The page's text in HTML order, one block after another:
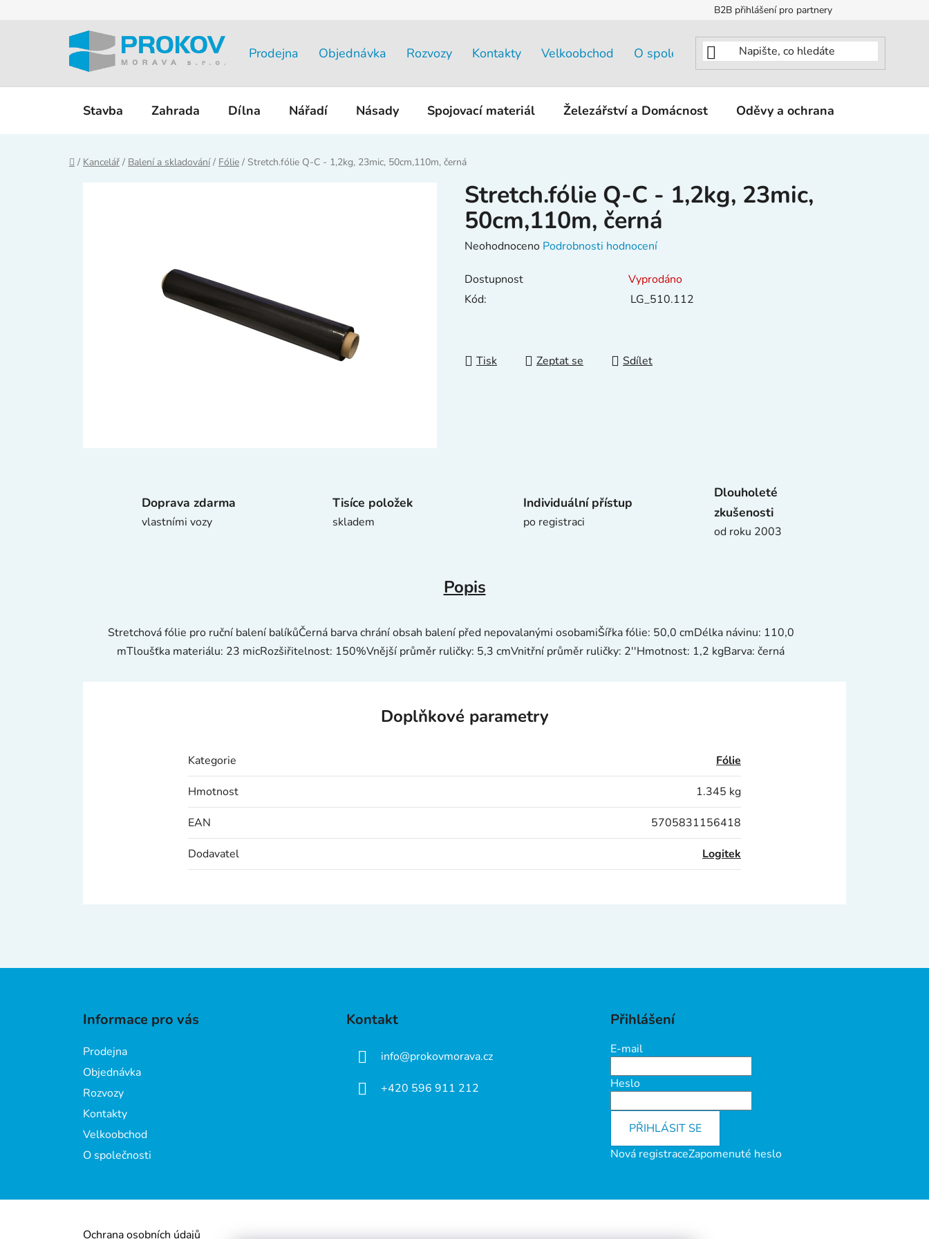
B2B přihlášení pro partnery
Prodejna Objednávka Rozvozy Kontakty Velkoobchod O společnosti
Stavba Zahrada Dílna Nářadí Násady Spojovací materiál Železářství a Domácnost Oděvy a ochrana
Domů
/ Kancelář / Balení a skladování / Fólie / Stretch.fólie Q-C - 1,2kg, 23mic, 50cm,110m, černá
Stretch.fólie Q-C - 1,2kg, 23mic,
50cm,110m, černá
Průměrné
produktu
je
5
Neohodnoceno Podrobnosti hodnocení
Dostupnost
Vyprodáno
Kód:
LG_510.112
Tisk Zeptat se Sdílet
Doprava zdarma
vlastními vozy
Tisíce položek
skladem
Individuální přístup
po registraci
Dlouholeté
zkušenosti
od roku 2003
Popis
Stretchová fólie pro ruční balení balíkůČerná barva chrání obsah balení před nepovalanými osobamiŠířka fólie: 50,0 cmDélka návinu: 110,0
mTloušťka materiálu: 23 micRozšiřitelnost: 150%Vnější průměr ruličky: 5,3 cmVnitřní průměr ruličky: 2''Hmotnost: 1,2 kgBarva: černá
Doplňkové parametry
Kategorie Fólie
Hmotnost 1.345 kg
EAN 5705831156418
Dodavatel Logitek
Informace pro vás
Prodejna
Objednávka
Rozvozy
Kontakty
Velkoobchod
O společnosti
Kontakt
info@prokovmorava.cz
+420 596 911 212
Přihlášení
E-mail
Heslo
PŘIHLÁSIT SE
Nová registraceZapomenuté heslo
Ochrana osobních údajů